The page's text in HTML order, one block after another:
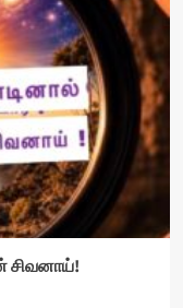
சிவனாய்!